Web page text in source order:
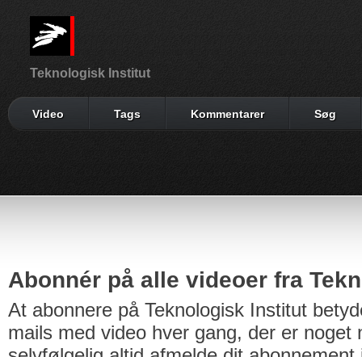
Teknologisk Institut
Video Tags Kommentarer Søg
Abonnér på alle videoer fra
At abonnere på Teknologisk Institut
mails med video hver gang, der er noget